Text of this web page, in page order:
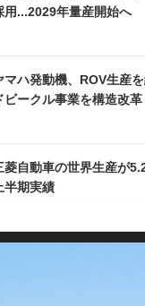
用...2029年量産開始へ
マハ発動機、ROV生産
ビークル事業を構造改革
菱自動車の世界生産が
上半期実績